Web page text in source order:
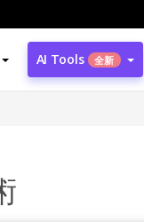
AI Tools 全新